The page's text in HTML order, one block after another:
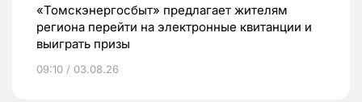
«Томскэнергосбыт» предлагает жителям
региона перейти на электронные квитанции и
выиграть призы
09:10 / 03.08.26